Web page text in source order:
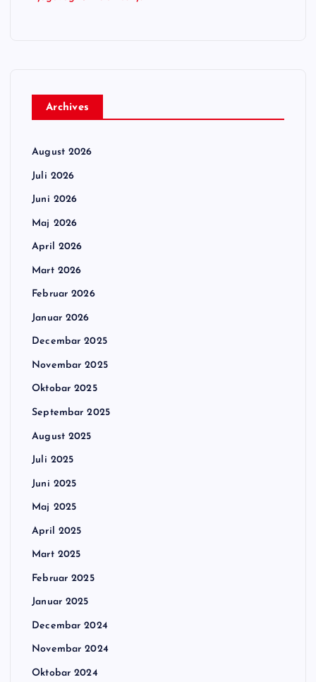
Archives
August 2026
Juli 2026
Juni 2026
Maj 2026
April 2026
Mart 2026
Februar 2026
Januar 2026
Decembar 2025
Novembar 2025
Oktobar 2025
Septembar 2025
August 2025
Juli 2025
Juni 2025
Maj 2025
April 2025
Mart 2025
Februar 2025
Januar 2025
Decembar 2024
Novembar 2024
Oktobar 2024